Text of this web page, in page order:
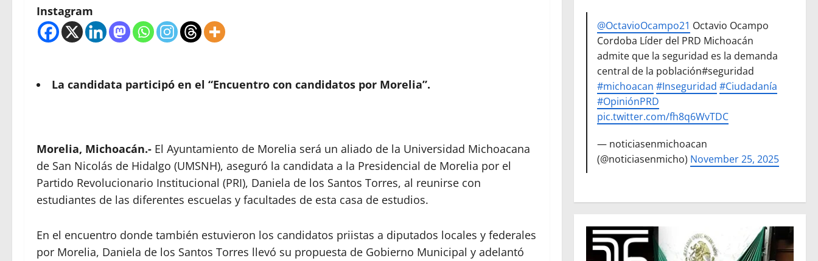
Instagram
La candidata participó en el “Encuentro con candidatos por Morelia”.
Morelia, Michoacán.- El Ayuntamiento de Morelia será un aliado de la Universidad Michoacana
de San Nicolás de Hidalgo (UMSNH), aseguró la candidata a la Presidencial de Morelia por el
Partido Revolucionario Institucional (PRI), Daniela de los Santos Torres, al reunirse con
estudiantes de las diferentes escuelas y facultades de esta casa de estudios.
En el encuentro donde también estuvieron los candidatos priistas a diputados locales y federales
por Morelia, Daniela de los Santos Torres llevó su propuesta de Gobierno Municipal y adelantó
@OctavioOcampo21 Octavio Ocampo
Cordoba Líder del PRD Michoacán
admite que la seguridad es la demanda
central de la población#seguridad
#michoacan #Inseguridad #Ciudadanía
#OpiniónPRD
pic.twitter.com/fh8q6WvTDC
— noticiasenmichoacan
(@noticiasenmicho) November 25, 2025